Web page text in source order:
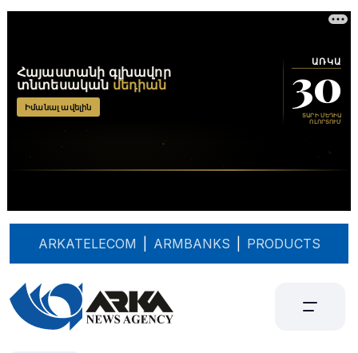
ARKATELECOM ARMBANKS PRODUCTS